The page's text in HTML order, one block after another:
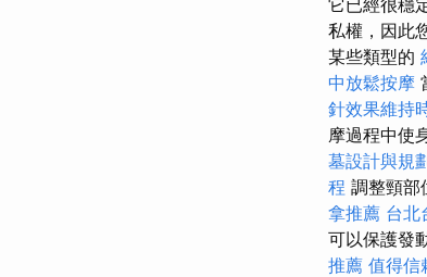
私權，因此
某些類型的
中放鬆按摩
針效果維持
摩過程中使
墓設計與規
程 調整頸部
拿推薦 台北
可以保護發
推薦 值得信